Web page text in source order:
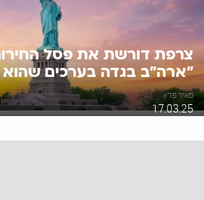
צרפת דורשת את פסל
"ארה"ב בגדה בערכים שהוא
מאיר פרץ
17.03.25